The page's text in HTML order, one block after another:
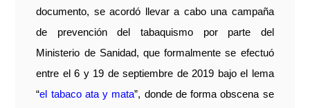
documento, se acordó llevar a cabo una campaña
de prevención del tabaquismo por parte del
Ministerio de Sanidad, que formalmente se efectuó
entre el 6 y 19 de septiembre de 2019 bajo el lema
“el tabaco ata y mata”, donde de forma obscena se